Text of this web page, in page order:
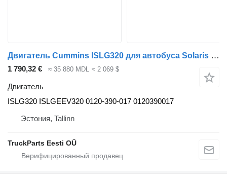
Двигатель Cummins ISLG320 для автобуса Solaris Urbino, Alpino, Vacanza
1 790,32 € ≈ 35 880 MDL ≈ 2 069 $
Двигатель
ISLG320 ISLGEEV320 0120-390-017 0120390017
Эстония, Tallinn
TruckParts Eesti OÜ